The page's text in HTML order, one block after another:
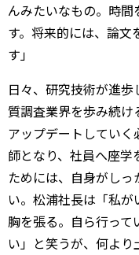
んみたいなもの。時
す。将来的には、論文
す」
日々、研究技術が進
質調査業界を歩み続け
アップデートしてい
師となり、社員へ座
ためには、自身がし
い。松浦社長は「私
胸を張る。自ら行っ
い」と笑うが、何よ